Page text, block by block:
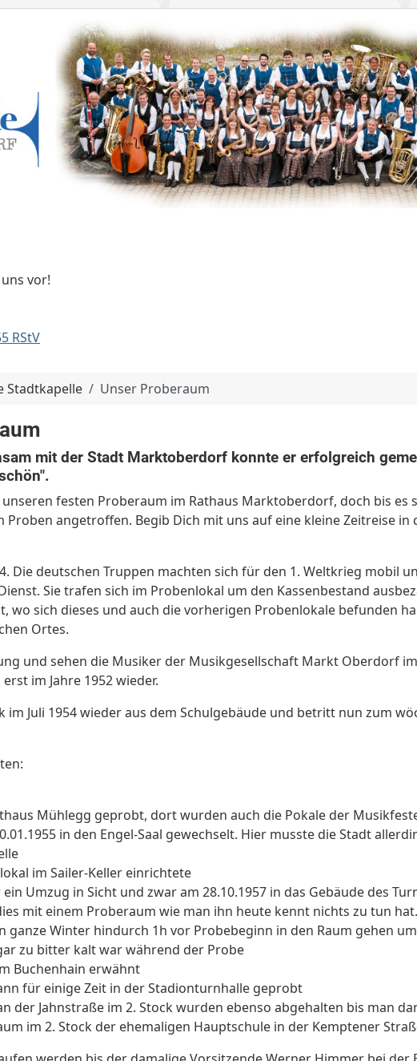
vor!
RStV
Stadtkapelle Unser Proberaum
mit der Stadt Marktoberdorf konnte er erfolgreich
festen Proberaum im Rathaus Marktoberdorf, doch bis es
angetroffen. Begib Dich mit uns auf eine kleine Zeitreise in
Die deutschen Truppen machten sich für den 1. Weltkrieg mobil
Sie trafen sich im Probenlokal um den Kassenbestand
wo sich dieses und auch die vorherigen Probenlokale befunden
Ortes.
und sehen die Musiker der Musikgesellschaft Markt Oberdorf
im Jahre 1952 wieder.
im Juli 1954 wieder aus dem Schulgebäude und betritt nun zum
Mühlegg geprobt, dort wurden auch die Pokale der
in den Engel-Saal gewechselt. Hier musste die Stadt
im Sailer-Keller einrichtete
Umzug in Sicht und zwar am 28.10.1957 in das Gebäude des
mit einem Proberaum wie man ihn heute kennt nichts zu tun
Winter hindurch 1h vor Probebeginn in den Raum gehen
zu bitter kalt war während der Probe
Buchenhain erwähnt
für einige Zeit in der Stadionturnhalle geprobt
der Jahnstraße im 2. Stock wurden ebenso abgehalten bis man
im 2. Stock der ehemaligen Hauptschule in der Kemptener